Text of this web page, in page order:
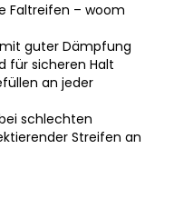
Faltreifen – woom
guter Dämpfung
für sicheren Halt
an jeder
schlechten
Streifen an